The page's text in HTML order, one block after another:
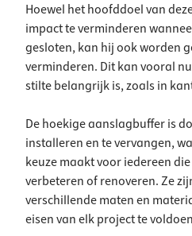
Hoewel het hoofddoel van
impact te verminderen
gesloten, kan hij ook worden
verminderen. Dit kan vooral
stilte belangrijk is, zoals in
De hoekige aanslagbuffer is
installeren en te vervangen,
keuze maakt voor iedereen
verbeteren of renoveren. Ze
verschillende maten en
eisen van elk project te